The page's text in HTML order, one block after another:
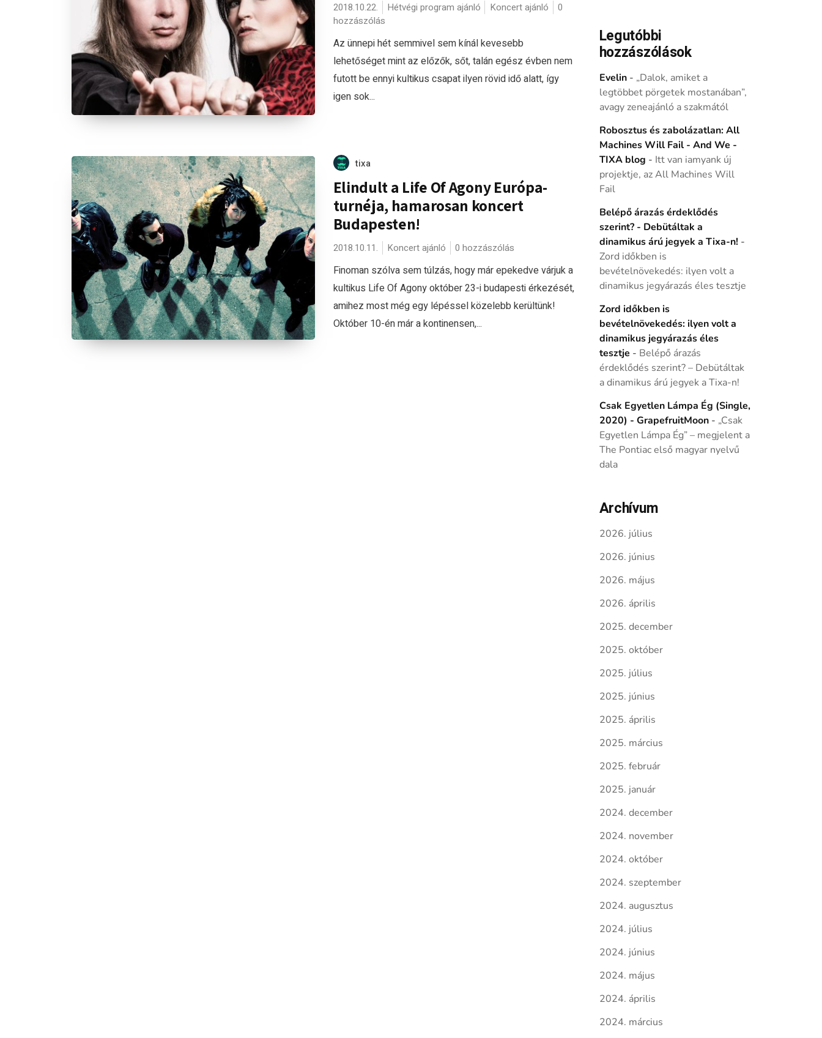
2018.10.22. Hétvégi program ajánló Koncert ajánló
0
hozzászólás
Az ünnepi hét semmivel sem kínál kevesebb
lehetőséget mint az előzők, sőt, talán egész évben nem
futott be ennyi kultikus csapat ilyen rövid idő alatt, így
igen sok...
tixa
Elindult a Life Of Agony Európa-
turnéja, hamarosan koncert
Budapesten!
2018.10.11. Koncert ajánló 0 hozzászólás
Finoman szólva sem túlzás, hogy már epekedve várjuk a
kultikus Life Of Agony október 23-i budapesti érkezését,
amihez most még egy lépéssel közelebb kerültünk!
Október 10-én már a kontinensen,...
Legutóbbi
hozzászólások
Evelin- „Dalok, amiket a
legtöbbet pörgetek mostanában”,
avagy zeneajánló a szakmától
Robosztus és zabolázatlan: All
Machines Will Fail - And We -
TIXA blog - Itt van iamyank új
projektje, az All Machines Will
Fail
Belépő árazás érdeklődés
szerint? - Debütáltak a
dinamikus árú jegyek a Tixa-n! -
Zord időkben is
bevételnövekedés: ilyen volt a
dinamikus jegyárazás éles tesztje
Zord időkben is
bevételnövekedés: ilyen volt a
dinamikus jegyárazás éles
tesztje - Belépő árazás
érdeklődés szerint? – Debütáltak
a dinamikus árú jegyek a Tixa-n!
Csak Egyetlen Lámpa Ég (Single,
2020) - GrapefruitMoon- „Csak
Egyetlen Lámpa Ég” – megjelent a
The Pontiac első magyar nyelvű
dala
Archívum
2026. július
2026. június
2026. május
2026. április
2025. december
2025. október
2025. július
2025. június
2025. április
2025. március
2025. február
2025. január
2024. december
2024. november
2024. október
2024. szeptember
2024. augusztus
2024. július
2024. június
2024. május
2024. április
2024. március